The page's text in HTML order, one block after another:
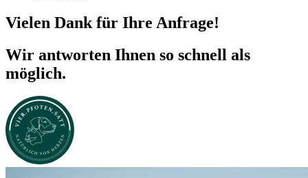
Vielen Dank für Ihre Anfrage!
Wir antworten Ihnen so schnell als
möglich.